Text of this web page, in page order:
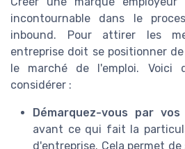
incontournable dans le
inbound. Pour attirer les
entreprise doit se positionner
le marché de l'emploi. Voici
considérer :
Démarquez-vous par
avant ce qui fait la
d'entreprise. Cela permet